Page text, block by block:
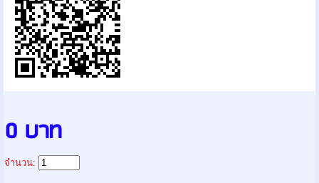
0 บาท
จำนวน: